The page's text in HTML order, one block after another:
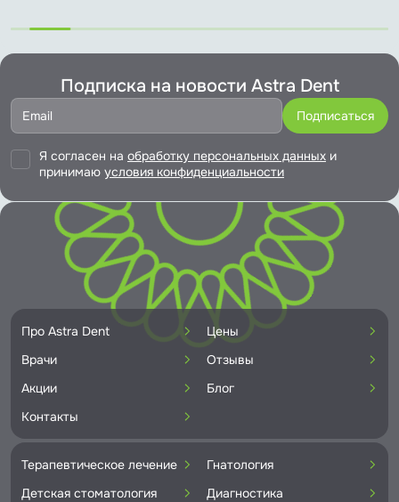
Подписка на новости Astra Dent
Я согласен на обработку персональных данных и
принимаю условия конфиденциальности
Про Astra Dent
Цены
Врачи
Отзывы
Акции
Блог
Контакты
Терапевтическое лечение
Гнатология
Детская стоматология
Диагностика